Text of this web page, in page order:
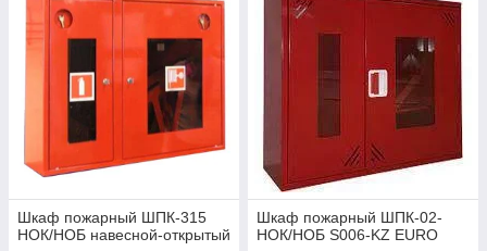
Шкаф пожарный ШПК-315
НОК/НОБ навесной-открытый
Шкаф пожарный ШПК-02-
НОК/НОБ S006-KZ EURO